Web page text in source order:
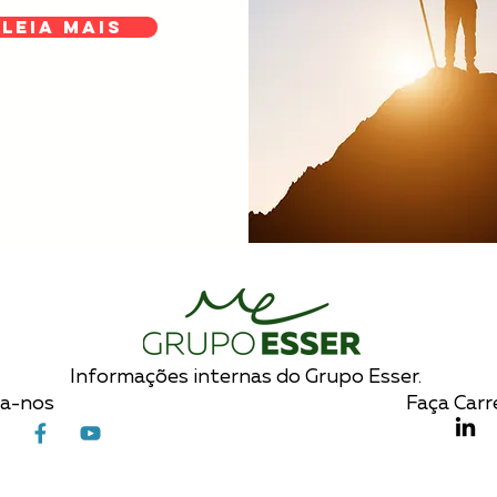
Leia Mais
Informações internas do Grupo Esser.
nos
Faça